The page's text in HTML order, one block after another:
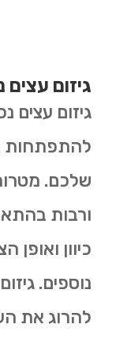
גיזום עצים
גיזום עצים
להתפתחות
שלכם. מטרות
ורבות
כיוון ואופן
נוספים.
להרוג את